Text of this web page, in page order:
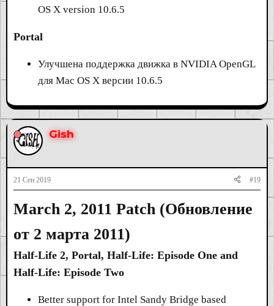
OS X version 10.6.5
Portal
Улучшена поддержка движка в NVIDIA OpenGL
для Mac OS X версии 10.6.5
Gish
21 Сен 2019 #19
March 2, 2011 Patch (Обновление
от 2 марта 2011)
Half-Life 2, Portal, Half-Life: Episode One and
Half-Life: Episode Two
Better support for Intel Sandy Bridge based